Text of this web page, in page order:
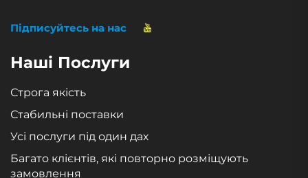
Підписуйтесь на нас
Наші Послуги
Строга якість
Стабильні поставки
Усі послуги під один дах
Багато клієнтів, які повторно розміщують
замовлення